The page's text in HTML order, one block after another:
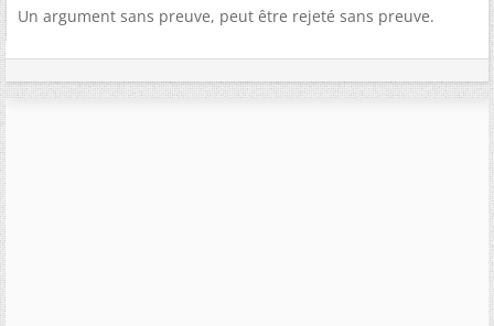
Un argument sans preuve, peut être rejeté sans preuve.